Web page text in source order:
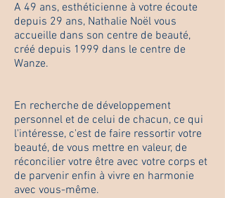
A 49 ans, esthéticienne à votre écoute
depuis 29 ans, Nathalie Noël vous
accueille dans son centre de beauté,
créé depuis 1999 dans le centre de
Wanze.
En recherche de développement
personnel et de celui de chacun, ce qui
l'intéresse, c'est de faire ressortir votre
beauté, de vous mettre en valeur, de
réconcilier votre être avec votre corps et
de parvenir enfin à vivre en harmonie
avec vous-même.